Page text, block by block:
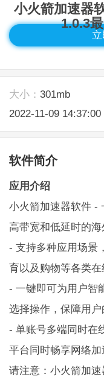
小火箭加速器
1.0.3
大小： 301mb
2022-11-09 14:37:00
软件简介
应用介绍
小火箭加速器软件 -
高带宽和低延时的
- 支持多种应用场景
育以及购物等各类在
- 一键即可为用户智
选择操作，保障用户
- 单账号多端同时在
平台同时畅享网络加
请注意：小火箭加